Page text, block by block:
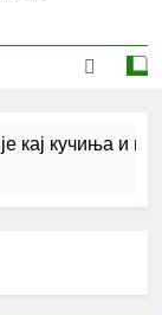
и што
кај кучиња и